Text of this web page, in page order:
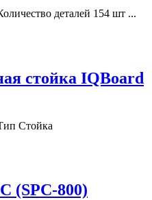
деталей 154 шт ...
стойка IQBoard
Стойка
(SРС-800)